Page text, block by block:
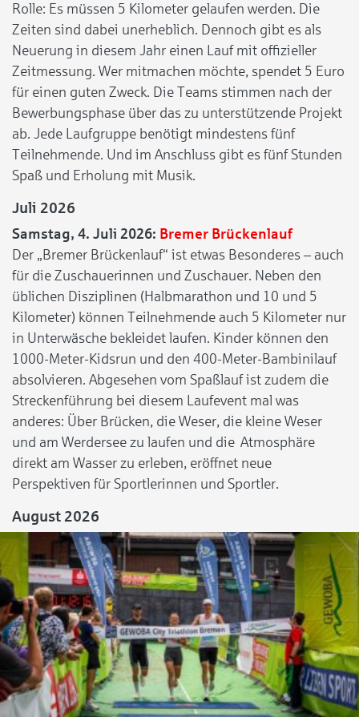
Rolle: Es müssen 5 Kilometer gelaufen werden. Die
Zeiten sind dabei unerheblich. Dennoch gibt es als
Neuerung in diesem Jahr einen Lauf mit offizieller
Zeitmessung. Wer mitmachen möchte, spendet 5 Euro
für einen guten Zweck. Die Teams stimmen nach der
Bewerbungsphase über das zu unterstützende Projekt
ab. Jede Laufgruppe benötigt mindestens fünf
Teilnehmende. Und im Anschluss gibt es fünf Stunden
Spaß und Erholung mit Musik.
Juli 2026
Samstag, 4. Juli 2026: Bremer Brückenlauf
Der „Bremer Brückenlauf“ ist etwas Besonderes – auch
für die Zuschauerinnen und Zuschauer. Neben den
üblichen Disziplinen (Halbmarathon und 10 und 5
Kilometer) können Teilnehmende auch 5 Kilometer nur
in Unterwäsche bekleidet laufen. Kinder können den
1000-Meter-Kidsrun und den 400-Meter-Bambinilauf
absolvieren. Abgesehen vom Spaßlauf ist zudem die
Streckenführung bei diesem Laufevent mal was
anderes: Über Brücken, die Weser, die kleine Weser
und am Werdersee zu laufen und die Atmosphäre
direkt am Wasser zu erleben, eröffnet neue
Perspektiven für Sportlerinnen und Sportler.
August 2026